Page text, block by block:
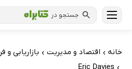
جستجو در
خانه › اقتصاد و مدیریت › بازاریابی
›
Eric Davies